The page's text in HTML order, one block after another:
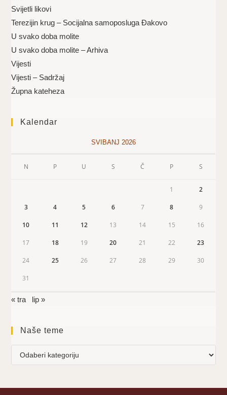
Svijetli likovi
Terezijin krug – Socijalna samoposluga Đakovo
U svako doba molite
U svako doba molite – Arhiva
Vijesti
Vijesti – Sadržaj
Župna kateheza
Kalendar
SVIBANJ 2026
N P U S Č P S
1 2
3 4 5 6 7 8 9
10 11 12 13 14 15 16
17 18 19 20 21 22 23
24 25 26 27 28 29 30
31
« tra lip »
Naše teme